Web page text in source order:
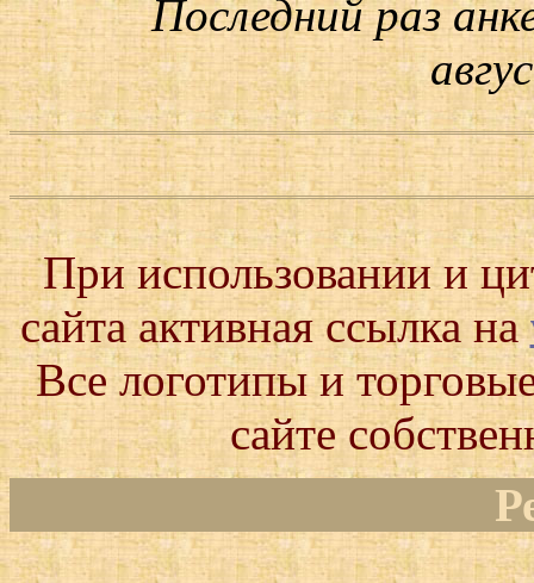
Последний раз
При использовании и
сайта активная ссылка на
Все логотипы и
сайте